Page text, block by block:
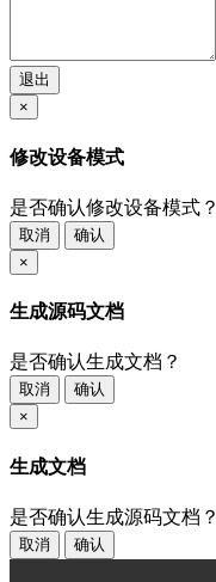
退出
×
修改设备模式
是否确认修改设备模式？
取消
确认
×
生成源码文档
是否确认生成文档？
取消
确认
×
生成文档
是否确认生成源码文档？
取消 确认